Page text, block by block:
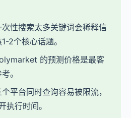
次性搜索太多关键词会稀释信
2个核心话题。
的预测价格是最客
。
平台同时查询容易被限流，
执行时间。